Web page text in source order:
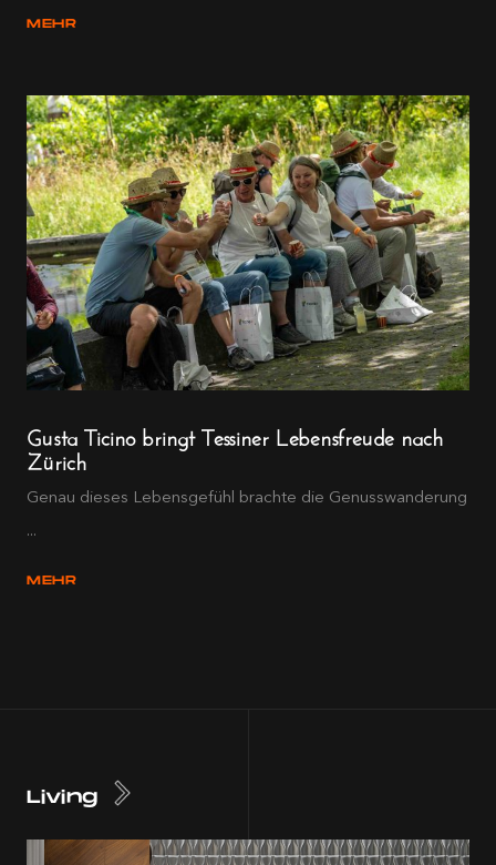
MEHR
Gusta Ticino bringt Tessiner Lebensfreude nach
Zürich
Genau dieses Lebensgefühl brachte die Genusswanderung
...
MEHR
Living